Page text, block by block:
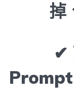
掉
✔
Prompt